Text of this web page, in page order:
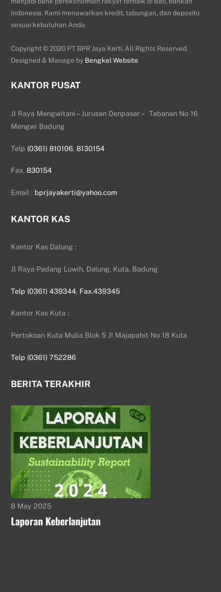
Indonesia. Kami menawarkan kredit, tabungan, dan deposito
sesuai kebutuhan Anda.
Copyright © 2020 PT BPR Jaya Kerti. All Rights Reserved.
Designed & Manage by Bengkel Website
KANTOR PUSAT
Jl Raya Mengwitani – Jurusan Denpasar – Tabanan No 16
Mengwi Badung
Telp (0361) 810106,8130154
Fax.830154
Email : bprjayakerti@yahoo.com
KANTOR KAS
Kantor Kas Dalung :
Jl Raya Padang Luwih, Dalung, Kuta, Badung
Telp (0361) 439344, Fax.439345
Kantor Kas Kuta :
Pertokoan Kuta Mulia Blok 5 JI Majapahit No 18 Kuta
Telp (0361) 752286
BERITA TERAKHIR
8 May 2025
Laporan Keberlanjutan